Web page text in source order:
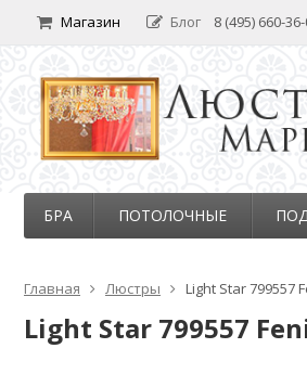
Магазин Блог 8 (495) 660-
БРА ПОТОЛОЧНЫЕ
Главная Люстры Light Star 799557
Light Star 799557